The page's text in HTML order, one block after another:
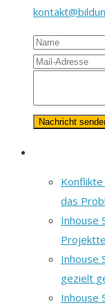
Name
Mail-
Konflikte
das
Inhouse
Inhouse
gezielt
Inhouse